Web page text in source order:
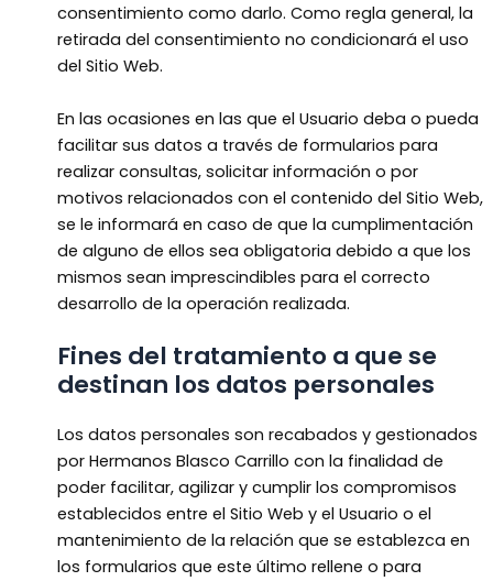
consentimiento como darlo. Como regla general, la
retirada del consentimiento no condicionará el uso
del Sitio Web.
En las ocasiones en las que el Usuario deba o pueda
facilitar sus datos a través de formularios para
realizar consultas, solicitar información o por
motivos relacionados con el contenido del Sitio Web,
se le informará en caso de que la cumplimentación
de alguno de ellos sea obligatoria debido a que los
mismos sean imprescindibles para el correcto
desarrollo de la operación realizada.
Fines del tratamiento a que se
destinan los datos personales
Los datos personales son recabados y gestionados
por Hermanos Blasco Carrillo con la finalidad de
poder facilitar, agilizar y cumplir los compromisos
establecidos entre el Sitio Web y el Usuario o el
mantenimiento de la relación que se establezca en
los formularios que este último rellene o para